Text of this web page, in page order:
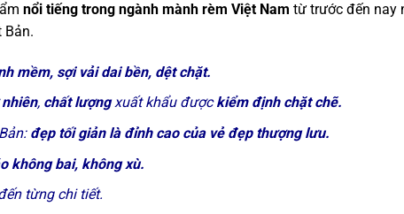
nổi tiếng trong ngành mành rèm Việt Nam từ trước đến nay
Bản.
mềm, sợi vải dai bền, dệt chặt.
, chất lượngxuất khẩu đượckiểm định chặt chẽ.
đẹp tối giản là đỉnh cao của vẻ đẹp thượng lưu.
không bai, không xù.
từng chi tiết.